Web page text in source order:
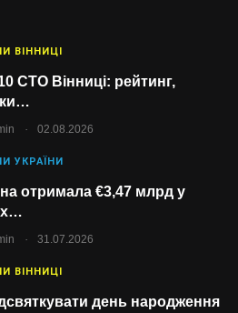
ВІННИЦІ
СТО Вінниці: рейтинг,
. 02.08.2026
УКРАЇНИ
отримала €3,47 млрд у
. 31.07.2026
ВІННИЦІ
день народження